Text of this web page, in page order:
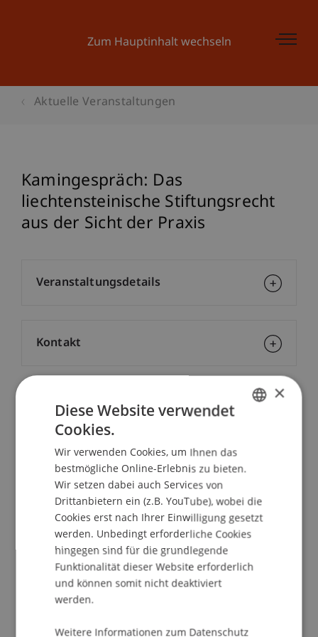
Zum Hauptinhalt wechseln
Aktuelle Veranstaltungen
Kamingespräch: Das
liechtensteinische Stiftungsrecht
aus der Sicht der Praxis
Dozierende/Dozierender:
Prinz Michaelvon und zu Liechtenstein
School/Professur:
Institut für Finanzdienstleistungen
Die Praxis des liechtensteinischen Stiftungsrechts
findet in der wissenschaftlichen Aufarbeitung der
Thematik oftmals nur eingeschränkte
Berücksichtigung. Gleichwohl gilt es, Theorie und
Praxis im Wege eines Austauschs zusammen zu
führen und eine lebendige Diskussion zu
Aus diesem Grunde veranstalten wir im Rahmen
Veranstaltungsdetails
Kontakt
×
Diese Website verwendet
Cookies.
Wir verwenden Cookies, um Ihnen das
bestmögliche Online-Erlebnis zu bieten.
Wir setzen dabei auch Services von
Drittanbietern ein (z.B. YouTube), wobei die
Cookies erst nach Ihrer Einwilligung gesetzt
werden. Unbedingt erforderliche Cookies
hingegen sind für die grundlegende
Funktionalität dieser Website erforderlich
und können somit nicht deaktiviert
werden.
Weitere Informationen zum Datenschutz